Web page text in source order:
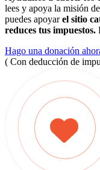
lees y apoya la misión
puedes apoyarel sitio
reduces tus impuestos.
Hago una donación
( Con deducción de